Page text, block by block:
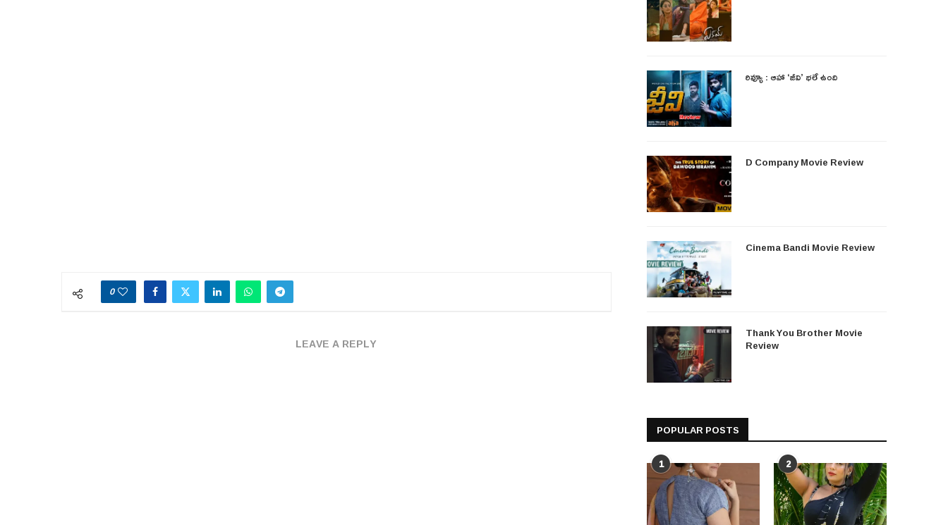
0
LEAVE A REPLY
రివ్యూ : ఆహా ‘జీవి’ భలే ఉంది
D Company Movie Review
Cinema Bandi Movie Review
Thank You Brother Movie
Review
POPULAR POSTS
1 2